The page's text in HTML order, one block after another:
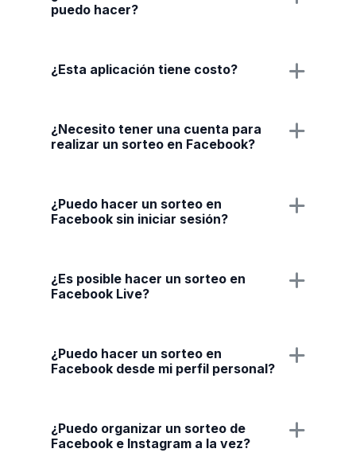
puedo hacer?
¿Esta aplicación tiene costo?
¿Necesito tener una cuenta para
realizar un sorteo en Facebook?
¿Puedo hacer un sorteo en
Facebook sin iniciar sesión?
¿Es posible hacer un sorteo en
Facebook Live?
¿Puedo hacer un sorteo en
Facebook desde mi perfil personal?
¿Puedo organizar un sorteo de
Facebook e Instagram a la vez?